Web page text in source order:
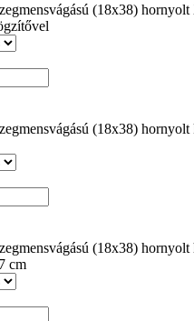
(18x38)
(18x38) hornyolt
(18x38) hornyolt
cm